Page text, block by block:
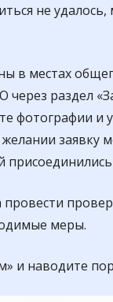
не
в местах
раздел
фотографии и
заявку
меры.
и наводите